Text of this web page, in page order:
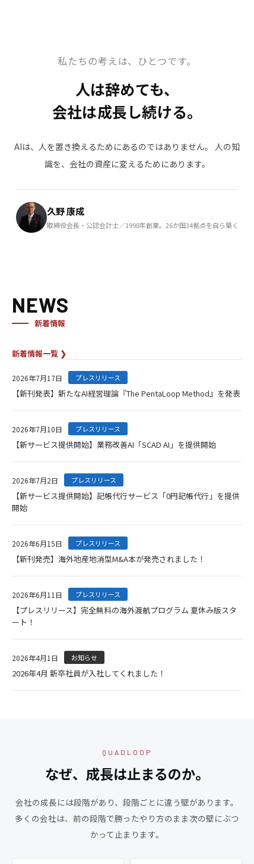
私たちの考えは、ひとつです。
人は辞めても、
会社は成長し続ける。
AIは、人を置き換えるためにあるのではありません。
人の知
識を、会社の資産に変えるためにあります。
久野 康成
取締役会長・公認会計士／1998年創業。26か国34拠点を自ら築く
NEWS
新着情報
新着情報一覧 ❯
2026年7月17日 プレスリリース
【新刊発表】新たなAI経営理論『The PentaLoop Method』を発表
2026年7月10日 プレスリリース
【新サービス提供開始】業務改善AI「SCAD AI」を提供開始
2026年7月2日 プレスリリース
【新サービス提供開始】記帳代行サービス「0円記帳代行」を提供
開始
2026年6月15日 プレスリリース
【新刊発売】海外地産地消型M&A本が発売されました！
2026年6月11日 プレスリリース
【プレスリリース】完全無料の海外渡航プログラム 夏休み版スタ
ート！
2026年4月1日 お知らせ
2026年4月 新卒社員が入社してくれました！
QUADLOOP
なぜ、成長は止まるのか。
会社の成長には段階があり、段階ごとに違う壁があります。
多くの会社は、前の段階で勝ったやり方のまま次の壁にぶつ
かって止まります。